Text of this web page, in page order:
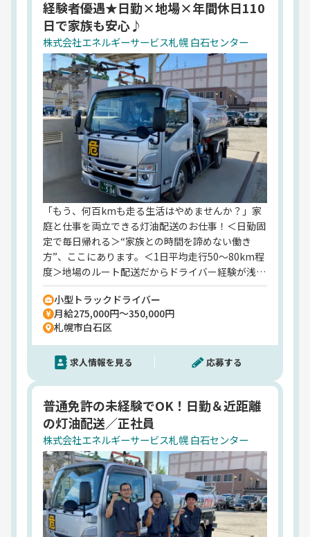
ているなら、ぜひ一度お話してみましょう^^
経験者優遇★日勤×地場×年間休日110
日で家族も安心♪
株式会社エネルギーサービス札幌 白石センター
「もう、何百kmも走る生活はやめませんか？」家
庭と仕事を両立できる灯油配送のお仕事！＜日勤固
定で毎日帰れる＞“家族との時間を諦めない働き
方”、ここにあります。＜1日平均走行50～80km程
度＞地場のルート配送だからドライバー経験が浅い
ます！小型タンクローリーを運転して、灯油等の配
送・ホームタンクの点検／取替販売、洗浄のご案内
などをお任せ。【担当エリアは勤務先近隣の個人宅
のみ】1日に数100kmの運転が当たり前の生活はも
う終わり。無理のない距離の配送をしませんか？当
す◎普段の勤務時間も日勤帯のため、家族との時間
を大事に働けます。その上、年間休日110日と休み
も充実◎今なら入社祝い金・引っ越し費用も支給し
ているので、転職を考えているなら、ぜひ一度お話
してみましょう^^
小型トラックドライバー
月給275,000円～350,000円
札幌市白石区
求人情報を見る 応募する
普通免許の未経験でOK！日勤＆近距離
の灯油配送／正社員
株式会社エネルギーサービス札幌 白石センター